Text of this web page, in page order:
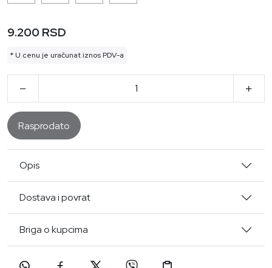
9.200 RSD
* U cenu je uračunat iznos PDV-a
Rasprodato
Opis
Dostava i povrat
Briga o kupcima